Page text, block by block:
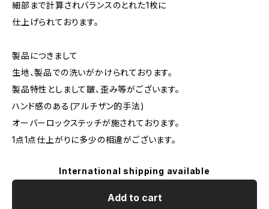
細部まで計算されバランスのとれた1枚に
仕上げられております。
製品につきまして
生地、製品での洗いがかけられております。
製品特性としまして皺、歪み等がございます。
ハンド感のある(アルチザン的手法)
オーバーロックステッチが施されております。
1点1点仕上がりに多少の相違がございます。
International shipping available
Add to cart